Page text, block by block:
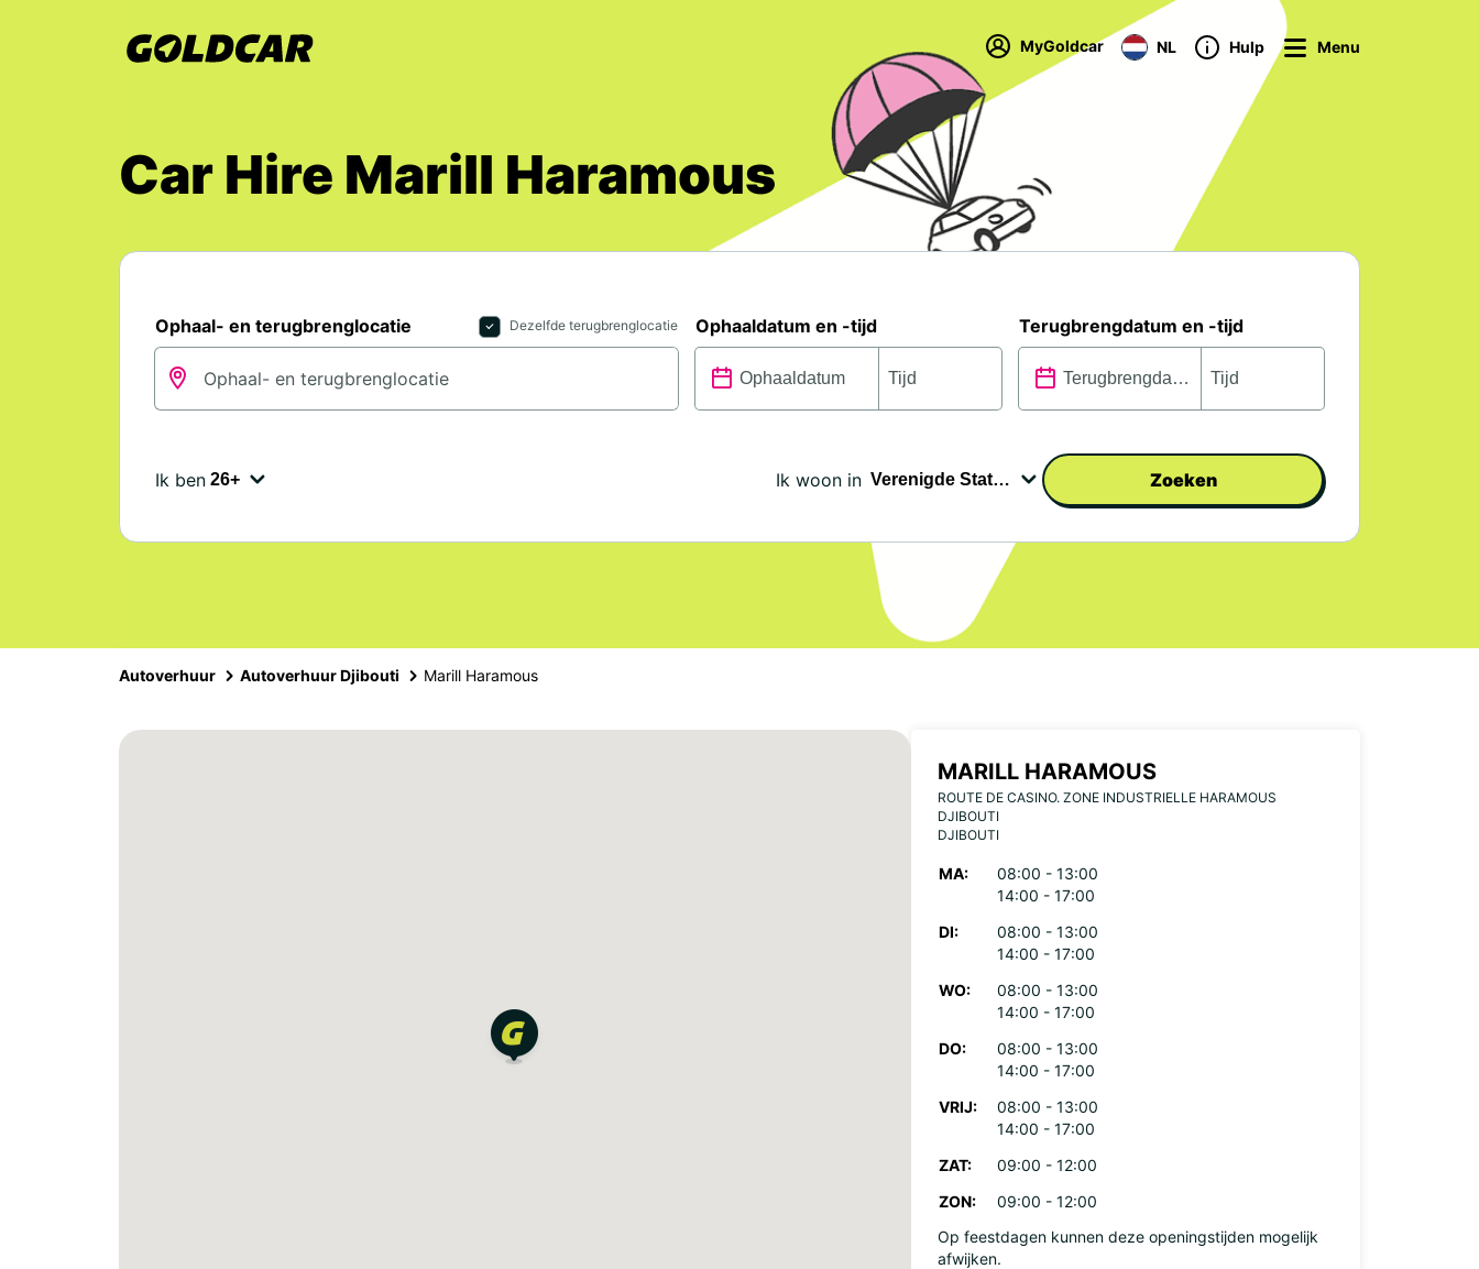
MyGoldcar NL Hulp Menu
Car Hire Marill Haramous
Ophaal- en terugbrenglocatie Dezelfde terugbrenglocatie Ophaaldatum en -tijd Terugbrengdatum en -tijd
Ik ben Ik woon in Zoeken
Autoverhuur Autoverhuur Djibouti Marill Haramous
MARILL HARAMOUS
ROUTE DE CASINO. ZONE INDUSTRIELLE HARAMOUS
DJIBOUTI
DJIBOUTI
MA:
08:00 - 13:00
14:00 - 17:00
DI:
08:00 - 13:00
14:00 - 17:00
WO:
08:00 - 13:00
14:00 - 17:00
DO:
08:00 - 13:00
14:00 - 17:00
VRIJ:
08:00 - 13:00
14:00 - 17:00
ZAT:
09:00 - 12:00
ZON:
09:00 - 12:00
Op feestdagen kunnen deze openingstijden mogelijk
afwijken.